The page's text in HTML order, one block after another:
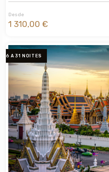
Desde
1 310,00 €
6 A 31 NOITES